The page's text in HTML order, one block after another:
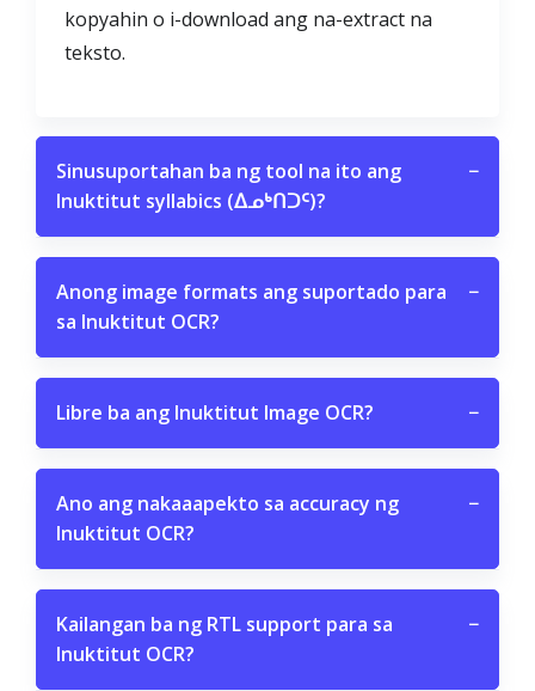
kopyahin o i-download ang na-extract na
teksto.
Sinusuportahan ba ng tool na ito ang
Inuktitut syllabics (ᐃᓄᒃᑎᑐᑦ)?
−
Anong image formats ang suportado para
sa Inuktitut OCR?
−
Libre ba ang Inuktitut Image OCR? −
Ano ang nakaaapekto sa accuracy ng
Inuktitut OCR?
−
Kailangan ba ng RTL support para sa
Inuktitut OCR?
−